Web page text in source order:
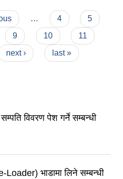
… 4
5
9 10
11
next › last »
विवरण पेश गर्ने सम्बन्धी
भाडामा लिने सम्बन्धी